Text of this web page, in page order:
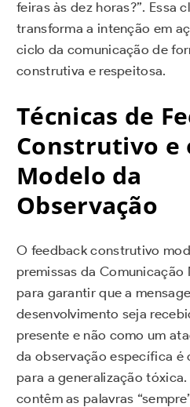
feiras às dez horas?”. Essa
transforma a intenção em
ciclo da comunicação de
construtiva e respeitosa.
Técnicas de
Construtivo e
Modelo da
Observação
O feedback construtivo
premissas da Comunicação
para garantir que a
desenvolvimento seja
presente e não como um
da observação específica é
para a generalização tóxica.
contêm as palavras